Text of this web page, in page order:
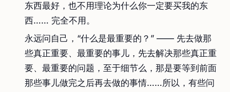
东西最好，也不用理论为什么你一定要买我的东
西…… 完全不用。
永远问自己，“什么是最重要的？” —— 先去做那
些真正重要、最重要的事儿，先去解决那些真正重
要、最重要的问题，至于细节么，那是要等到前面
那些事儿做完之后再去做的事情……所以，有些问